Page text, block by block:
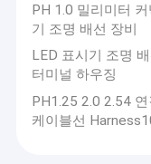
전기 점퍼 와이어
와이어 하네스 커
배터리 커넥터 리
PH 1.0 밀리미터
기 조명 배선 장비
LED 표시기 조명
터미널 하우징
PH1.25 2.0 2.54
케이블선